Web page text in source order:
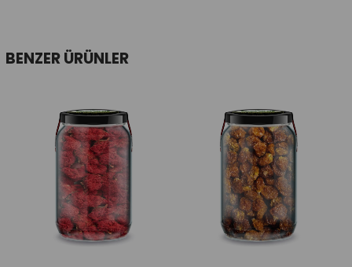
BENZER ÜRÜNLER